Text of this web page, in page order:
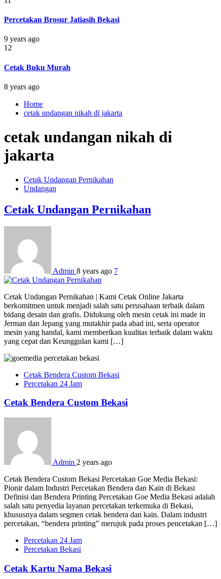
Percetakan Brosur Jatiasih Bekasi
9 years ago
12
Cetak Buku Murah
8 years ago
Home
cetak undangan nikah di jakarta
cetak undangan nikah di
jakarta
Cetak Undangan Pernikahan
Undangan
Cetak Undangan Pernikahan
Admin 8 years ago 7
Cetak Undangan Pernikahan | Kami Cetak Online Jakarta
berkomitmen untuk menjadi salah satu perusahaan terbaik dalam
bidang desain dan grafis. Didukung oleh mesin cetak ini made in
Jerman dan Jepang yang mutakhir pada abad ini, serta operator
mesin yang handal, kami memberikan kualitas terbaik dalam waktu
yang cepat dan Keunggulan kami […]
Cetak Bendera Custom Bekasi
Percetakan 24 Jam
Cetak Bendera Custom Bekasi
Admin 2 years ago
Cetak Bendera Custom Bekasi Percetakan Goe Media Bekasi:
Pionir dalam Industri Percetakan Bendera dan Kain di Bekasi
Definisi dan Bendera Printing Percetakan Goe Media Bekasi adalah
salah satu penyedia layanan percetakan terkemuka di Bekasi,
khususnya dalam segmen cetak bendera dan kain. Dalam industri
percetakan, “bendera printing” merujuk pada proses pencetakan […]
Percetakan 24 Jam
Percetakan Bekasi
Cetak Kartu Nama Bekasi